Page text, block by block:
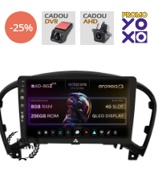
-25%